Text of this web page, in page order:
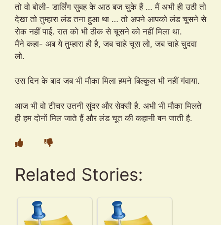
तो वो बोली- डार्लिंग सुबह के आठ बज चुके हैं … मैं अभी ही उठी तो
देखा तो तुम्हारा लंड तना हुआ था … तो अपने आपको लंड चूसने से
रोक नहीं पाई. रात को भी ठीक से चूसने को नहीं मिला था.
मैंने कहा- अब ये तुम्हारा ही है, जब चाहे चूस लो, जब चाहे चुदवा
लो.
उस दिन के बाद जब भी मौका मिला हमने बिल्कुल भी नहीं गंवाया.
आज भी वो टीचर उतनी सुंदर और सेक्सी है. अभी भी मौका मिलते
ही हम दोनों मिल जाते हैं और लंड चूत की कहानी बन जाती है.
Related Stories: